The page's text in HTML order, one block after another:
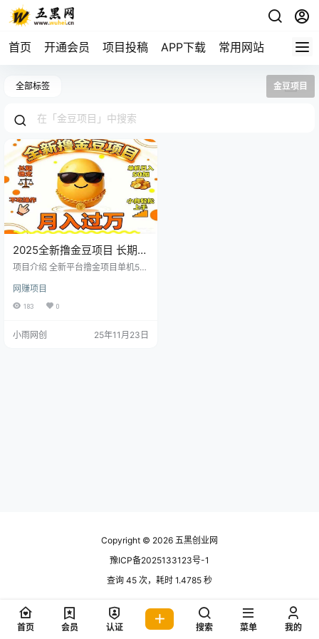
首页 开通会员 项目投稿 APP下载 常用网站
全部标签 金豆项目
2025全新撸金豆项目 长期稳
定单机日入50+不吃操作小
项目介绍 全新平台撸金项目单机50
过我们自营的程序在菜鸟APP上去
运行， 自动运行 脚本操作 跑任务
我们自己去计算跟着AI走就可以通关
网赚项目
183 0
小雨网创 25年11月23日
Copyright © 2026 五黑创业网
豫ICP备2025133123号-1
查询 45 次，耗时 1.4785 秒
首页 会员 认证 搜索 菜单 我的